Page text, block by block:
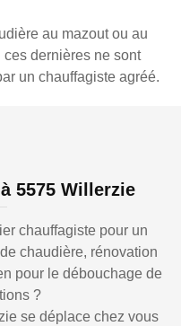
au mazout ou au
dernières ne sont
un chauffagiste agréé.
5575 Willerzie
chauffagiste pour un
chaudière, rénovation
pour le débouchage de
?
se déplace chez vous